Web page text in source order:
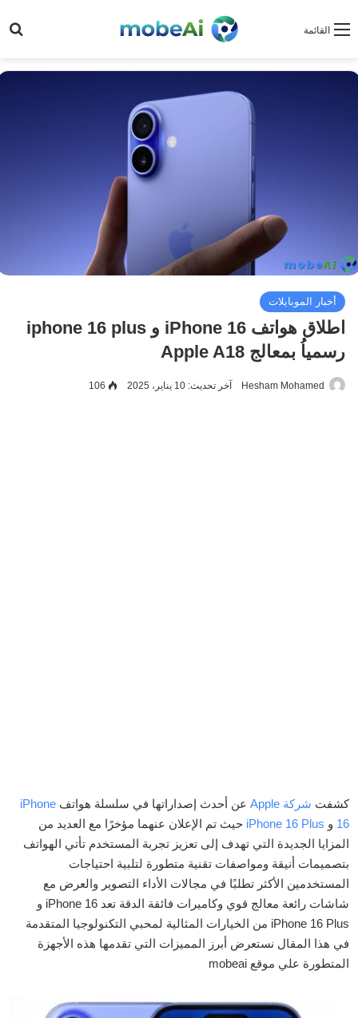
القائمة
أخبار الموبايلات
اطلاق هواتف iPhone 16 و iphone 16 plus
رسمياُ بمعالج Apple A18
Hesham Mohamed آخر تحديث: 10 يناير، 2025 106
كشفت شركة Apple عن أحدث إصداراتها في سلسلة هواتف iPhone
16 و iPhone 16 Plus حيث تم الإعلان عنهما مؤخرًا مع العديد من
المزايا الجديدة التي تهدف إلى تعزيز تجربة المستخدم تأتي الهواتف
بتصميمات أنيقة ومواصفات تقنية متطورة لتلبية احتياجات
المستخدمين الأكثر تطلبًا في مجالات الأداء التصوير والعرض مع
شاشات رائعة معالج قوي وكاميرات فائقة الدقة تعد iPhone 16 و
iPhone 16 Plus من الخيارات المثالية لمحبي التكنولوجيا المتقدمة
في هذا المقال نستعرض أبرز المميزات التي تقدمها هذه الأجهزة
المتطورة علي موقع mobeai